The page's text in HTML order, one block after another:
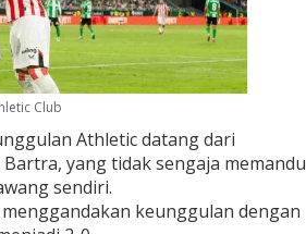
Club
Athletic datang dari
yang tidak sengaja memandu
sendiri.
menggandakan keunggulan dengan